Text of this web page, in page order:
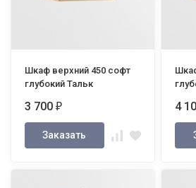
Шкаф верхний 450 софт
глубокий Тальк
3 700₽
Заказать
4